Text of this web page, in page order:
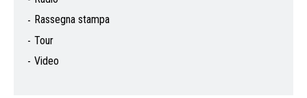
Rassegna stampa
Tour
Video